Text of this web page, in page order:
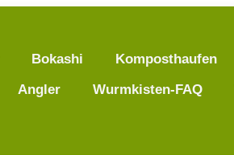
Bokashi Komposthaufen
Angler Wurmkisten-FAQ